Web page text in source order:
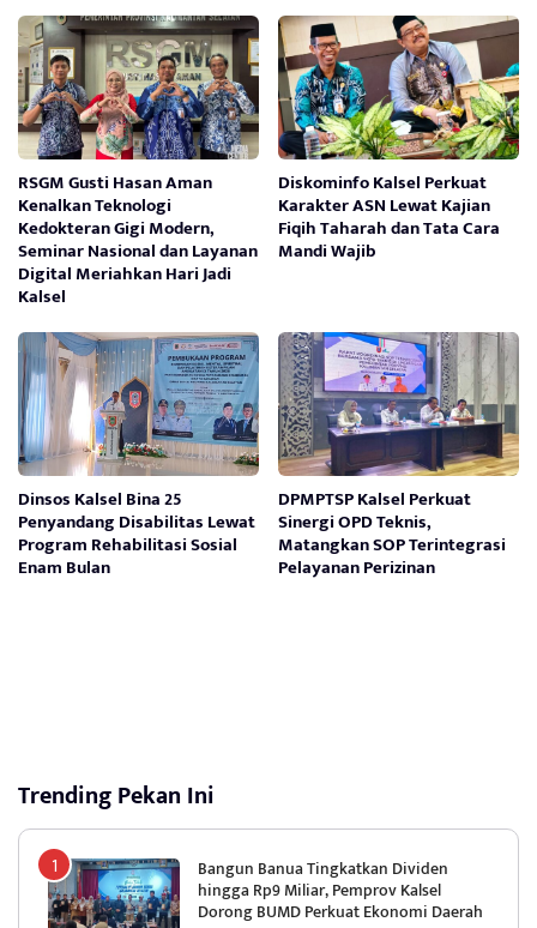
RSGM Gusti Hasan Aman
Kenalkan Teknologi
Kedokteran Gigi Modern,
Seminar Nasional dan Layanan
Digital Meriahkan Hari Jadi
Kalsel
Diskominfo Kalsel Perkuat
Karakter ASN Lewat Kajian
Fiqih Taharah dan Tata Cara
Mandi Wajib
Dinsos Kalsel Bina 25
Penyandang Disabilitas Lewat
Program Rehabilitasi Sosial
Enam Bulan
DPMPTSP Kalsel Perkuat
Sinergi OPD Teknis,
Matangkan SOP Terintegrasi
Pelayanan Perizinan
Trending Pekan Ini
Bangun Banua Tingkatkan Dividen
hingga Rp9 Miliar, Pemprov Kalsel
Dorong BUMD Perkuat Ekonomi Daerah